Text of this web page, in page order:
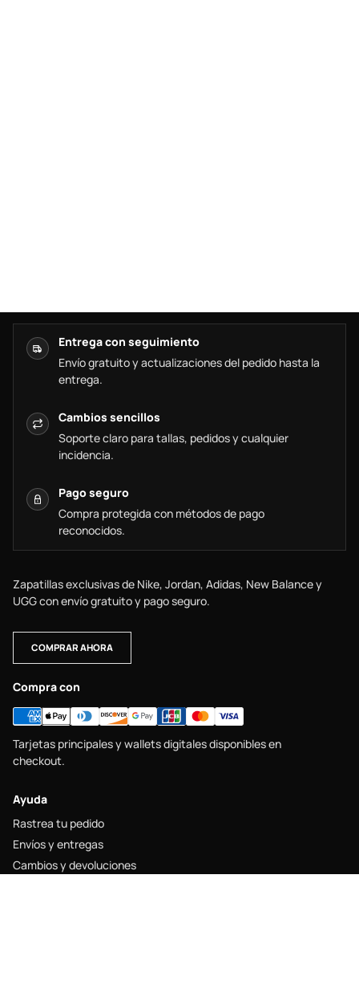
Entrega con seguimiento
Envío gratuito y actualizaciones del pedido hasta la
entrega.
Cambios sencillos
Soporte claro para tallas, pedidos y cualquier
incidencia.
Pago seguro
Compra protegida con métodos de pago
reconocidos.
Zapatillas exclusivas de Nike, Jordan, Adidas, New Balance y
UGG con envío gratuito y pago seguro.
COMPRAR AHORA
Compra con
Tarjetas principales y wallets digitales disponibles en
checkout.
Ayuda
Rastrea tu pedido
Envíos y entregas
Cambios y devoluciones